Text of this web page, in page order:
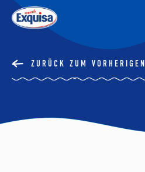
ZURÜCK ZUM VORHERIGEN